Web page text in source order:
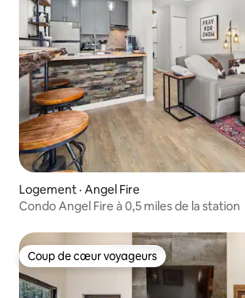
Logement · Angel Fire
Condo Angel Fire à 0,5 miles de la station
Coup de cœur voyageurs
Coup de cœur voyageurs